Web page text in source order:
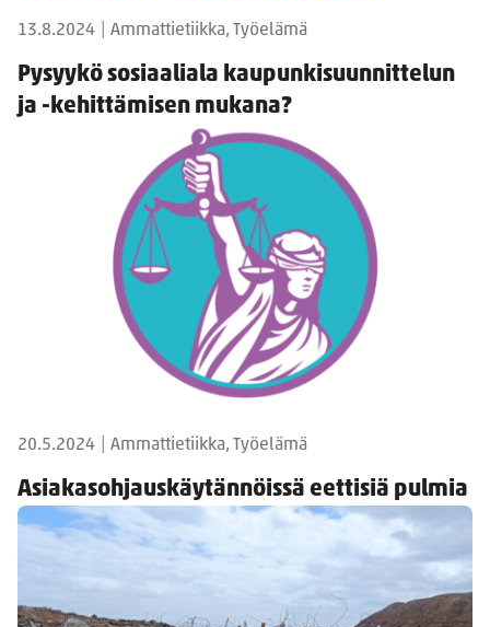
13.8.2024 Ammattietiikka, Työelämä
Pysyykö sosiaaliala kaupunkisuunnittelun
ja -kehittämisen mukana?
20.5.2024 Ammattietiikka, Työelämä
Asiakasohjauskäytännöissä eettisiä pulmia